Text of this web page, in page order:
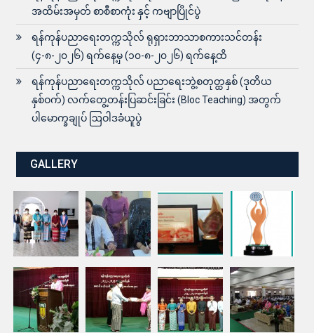
အထိမ်းအမှတ် စာစီစာကုံး နှင့် ကဗျာပြိုင်ပွဲ
ရန်ကုန်ပညာရေးတက္ကသိုလ် ရုရှားဘာသာစကားသင်တန်း
(၄-၈-၂၀၂၆) ရက်နေ့မှ (၁၀-၈-၂၀၂၆) ရက်နေ့ထိ
ရန်ကုန်ပညာရေးတက္ကသိုလ် ပညာရေးဘွဲ့စတုတ္ထနှစ် (ဒုတိယ
နှစ်ဝက်) လက်တွေ့တန်းပြဆင်းခြင်း (Bloc Teaching) အတွက်
ပါမောက္ခချုပ် ဩဝါဒခံယူပွဲ
GALLERY